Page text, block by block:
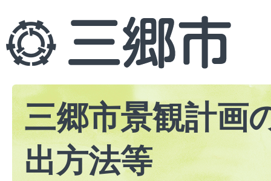
三郷市景観計画
出方法等